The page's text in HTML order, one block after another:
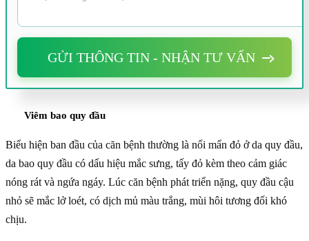
GỬI THÔNG TIN - NHẬN TƯ VẤN
Viêm bao quy đầu
Biểu hiện ban đầu của căn bệnh thường là nổi mẩn đỏ ở da quy đầu,
da bao quy đầu có dấu hiệu mắc sưng, tấy đỏ kèm theo cảm giác
nóng rát và ngứa ngáy. Lúc căn bệnh phát triển nặng, quy đầu cậu
nhỏ sẽ mắc lở loét, có dịch mủ màu trắng, mùi hôi tương đối khó
chịu.